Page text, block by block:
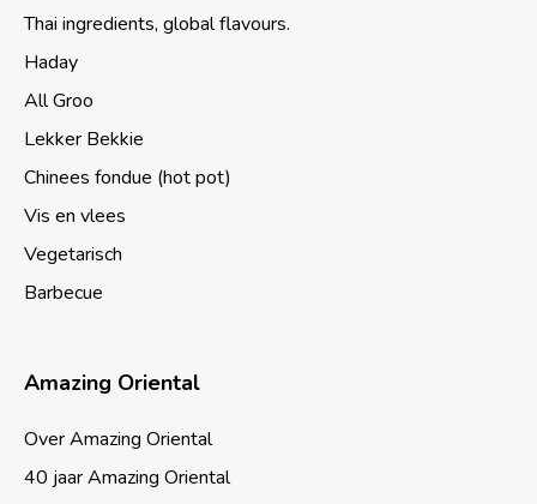
Thai ingredients, global flavours.
Haday
All Groo
Lekker Bekkie
Chinees fondue (hot pot)
Vis en vlees
Vegetarisch
Barbecue
Amazing Oriental
Over Amazing Oriental
40 jaar Amazing Oriental